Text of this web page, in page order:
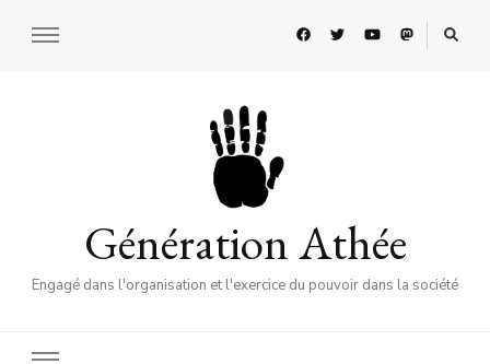
Génération Athée
Engagé dans l'organisation et l'exercice du pouvoir dans la société